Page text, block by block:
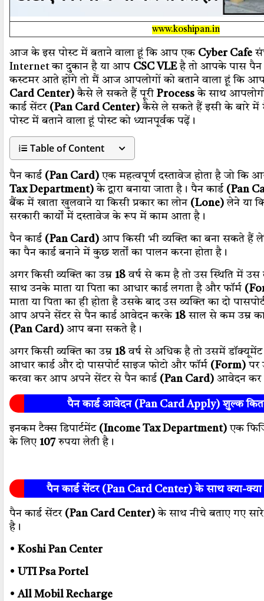
www.koshipan.in
आज के इस पोस्ट में बताने वाला हूं कि आप एक Cyber Cafe
Internet का दुकान है या आप CSC VLEहै तो आपके पास पैन
कस्टमर आते होंगे तो मैं आज आपलोगों को बताने वाला हूं कि आप
Card Center) कैसे ले सकते हैं पूरी Process के साथ
कार्ड सेंटर (Pan Card Center) कैसे ले सकते हैं इसी के बारे
पोस्ट में बताने वाला हूं पोस्ट को ध्यानपूर्वक पढ़ें।
Table of Content
पैन कार्ड (Pan Card) एक महत्वपूर्ण दस्तावेज होता है जो कि
Tax Department) के द्वारा बनाया जाता है। पैन कार्ड (Pan
बैंक में खाता खुलवाने या किसी प्रकार का लोन (Lone) लेने या
सरकारी कार्यों में दस्तावेज के रूप में काम आता है।
पैन कार्ड (Pan Card) आप किसी भी व्यक्ति का बना सकते हैं
का पैन कार्ड बनाने में कुछ शर्तों का पालन करना होता है।
अगर किसी व्यक्ति का उम्र 18वर्ष से कम है तो उस स्थिति में उस
साथ उनके माता या पिता का आधार कार्ड लगता है और फॉर्म
माता या पिता का ही होता है उसके बाद उस व्यक्ति का दो
आप अपने सेंटर से पैन कार्ड आवेदन करके 18 साल से कम उम्र का
(Pan Card) आप बना सकते है।
अगर किसी व्यक्ति का उम्र 18वर्ष से अधिक है तो उसमें डॉक्यूमेंट
आधार कार्ड और दो पासपोर्ट साइज फोटो और फॉर्म (Form) पर
करवा कर आप अपने सेंटर से पैन कार्ड (Pan Card) आवेदन कर
पैन कार्ड आवेदन (Pan Card Apply) शुल्क
इनकम टैक्स डिपार्टमेंट (Income Tax Department) एक
के लिए 107रुपया लेती है।
पैन कार्ड सेंटर (Pan Card Center) के साथ क्या-क्या
पैन कार्ड सेंटर (Pan Card Center) के साथ नीचे बताए गए
है।
• Koshi Pan Center
• UTI Psa Portel
•All Mobil Recharge